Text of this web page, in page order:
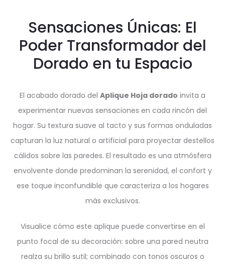
Sensaciones Únicas: El
Poder Transformador del
Dorado en tu Espacio
El acabado dorado del Aplique Hoja dorado invita a
experimentar nuevas sensaciones en cada rincón del
hogar. Su textura suave al tacto y sus formas onduladas
capturan la luz natural o artificial para proyectar destellos
cálidos sobre las paredes. El resultado es una atmósfera
envolvente donde predominan la serenidad, el confort y
ese toque inconfundible que caracteriza a los hogares
más exclusivos.
Visualice cómo este aplique puede convertirse en el
punto focal de su decoración: sobre una pared neutra
realza su brillo sutil; combinado con tonos oscuros o